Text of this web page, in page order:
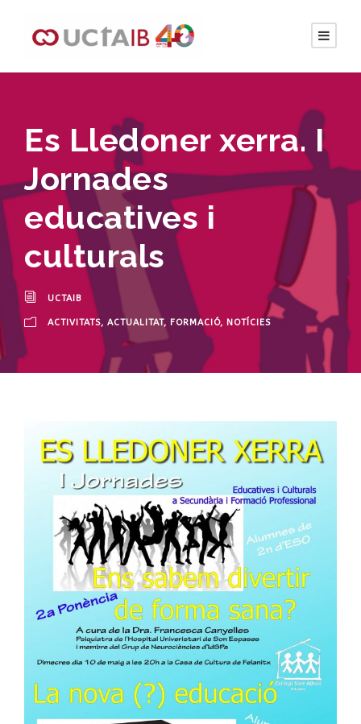
Es Lledoner xerra. I
Jornades
educatives i
culturals
UCTAIB
ACTIVITATS, ACTUALITAT, FORMACIÓ, NOTÍCIES